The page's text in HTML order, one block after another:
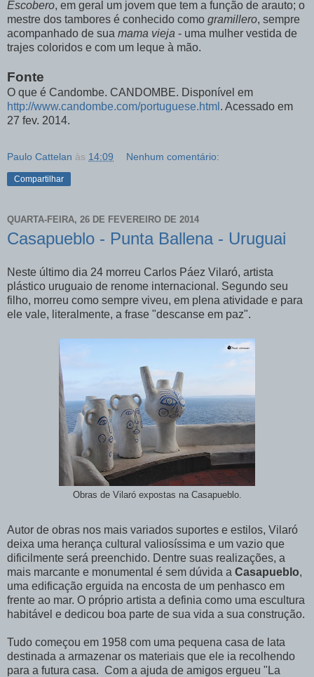
Escobero, em geral um jovem que tem a função de arauto; o
mestre dos tambores é conhecido como gramillero, sempre
acompanhado de sua mama vieja - uma mulher vestida de
trajes coloridos e com um leque à mão.
Fonte
O que é Candombe. CANDOMBE. Disponível em
http://www.candombe.com/portuguese.html . Acessado em
27 fev. 2014.
Paulo Cattelan às 14:09 Nenhum comentário:
Compartilhar
QUARTA-FEIRA, 26 DE FEVEREIRO DE 2014
Casapueblo - Punta Ballena - Uruguai
Neste último dia 24 morreu Carlos Páez Vilaró, artista
plástico uruguaio de renome internacional. Segundo seu
filho, morreu como sempre viveu, em plena atividade e para
ele vale, literalmente, a frase "descanse em paz".
Obras de Vilaró expostas na Casapueblo.
Autor de obras nos mais variados suportes e estilos, Vilaró
deixa uma herança cultural valiosíssima e um vazio que
dificilmente será preenchido. Dentre suas realizações, a
mais marcante e monumental é sem dúvida a Casapueblo,
uma edificação erguida na encosta de um penhasco em
frente ao mar. O próprio artista a definia como uma escultura
habitável e dedicou boa parte de sua vida a sua construção.
Tudo começou em 1958 com uma pequena casa de lata
destinada a armazenar os materiais que ele ia recolhendo
para a futura casa. Com a ajuda de amigos ergueu "La